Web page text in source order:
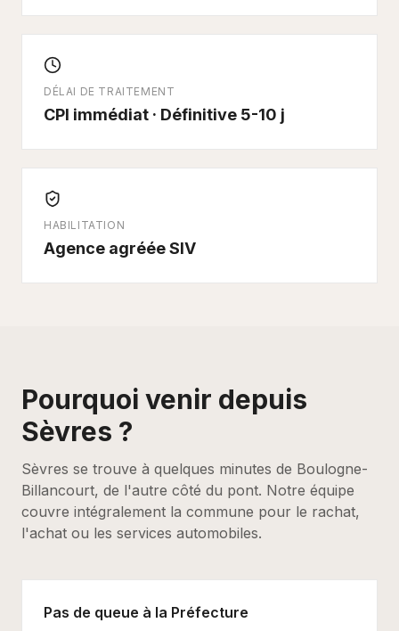
DÉLAI DE TRAITEMENT
CPI immédiat · Définitive 5-10 j
HABILITATION
Agence agréée SIV
Pourquoi venir depuis
Sèvres ?
Sèvres se trouve à quelques minutes de Boulogne-
Billancourt, de l'autre côté du pont. Notre équipe
couvre intégralement la commune pour le rachat,
l'achat ou les services automobiles.
Pas de queue à la Préfecture